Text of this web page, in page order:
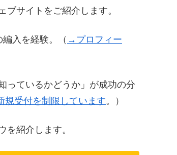
サイトをご紹介します。
入を経験。（ →プロフィー
っているかどうか」が成功の分
規受付を制限しています。）
紹介します。